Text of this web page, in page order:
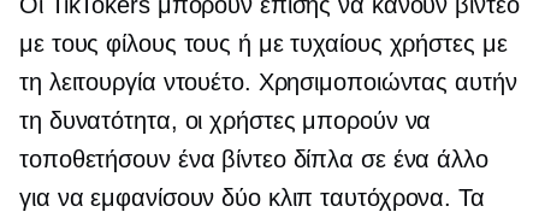
με τους φίλους τους ή με τυχαίους χρήστες με
τη λειτουργία ντουέτο. Χρησιμοποιώντας αυτήν
τη δυνατότητα, οι χρήστες μπορούν να
τοποθετήσουν ένα βίντεο δίπλα σε ένα άλλο
για να εμφανίσουν δύο κλιπ ταυτόχρονα. Τα